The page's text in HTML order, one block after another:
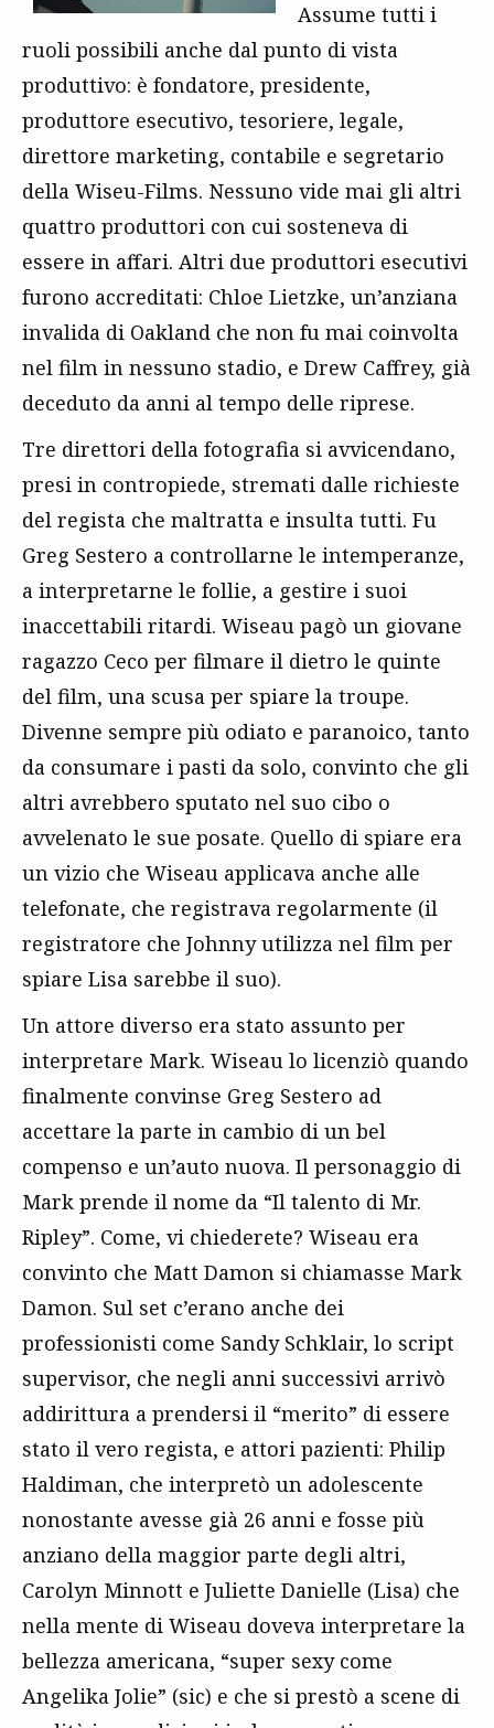
Assume tutti i
ruoli possibili anche dal punto di vista
produttivo: è fondatore, presidente,
produttore esecutivo, tesoriere, legale,
direttore marketing, contabile e segretario
della Wiseu-Films. Nessuno vide mai gli altri
quattro produttori con cui sosteneva di
essere in affari. Altri due produttori esecutivi
furono accreditati: Chloe Lietzke, un’anziana
invalida di Oakland che non fu mai coinvolta
nel film in nessuno stadio, e Drew Caffrey, già
deceduto da anni al tempo delle riprese.
Tre direttori della fotografia si avvicendano,
presi in contropiede, stremati dalle richieste
del regista che maltratta e insulta tutti. Fu
Greg Sestero a controllarne le intemperanze,
a interpretarne le follie, a gestire i suoi
inaccettabili ritardi. Wiseau pagò un giovane
ragazzo Ceco per filmare il dietro le quinte
del film, una scusa per spiare la troupe.
Divenne sempre più odiato e paranoico, tanto
da consumare i pasti da solo, convinto che gli
altri avrebbero sputato nel suo cibo o
avvelenato le sue posate. Quello di spiare era
un vizio che Wiseau applicava anche alle
telefonate, che registrava regolarmente (il
registratore che Johnny utilizza nel film per
spiare Lisa sarebbe il suo).
Un attore diverso era stato assunto per
interpretare Mark. Wiseau lo licenziò quando
finalmente convinse Greg Sestero ad
accettare la parte in cambio di un bel
compenso e un’auto nuova. Il personaggio di
Mark prende il nome da “Il talento di Mr.
Ripley”. Come, vi chiederete? Wiseau era
convinto che Matt Damon si chiamasse Mark
Damon. Sul set c’erano anche dei
professionisti come Sandy Schklair, lo script
supervisor, che negli anni successivi arrivò
addirittura a prendersi il “merito” di essere
stato il vero regista, e attori pazienti: Philip
Haldiman, che interpretò un adolescente
nonostante avesse già 26 anni e fosse più
anziano della maggior parte degli altri,
Carolyn Minnott e Juliette Danielle (Lisa) che
nella mente di Wiseau doveva interpretare la
bellezza americana, “super sexy come
Angelika Jolie” (sic) e che si prestò a scene di